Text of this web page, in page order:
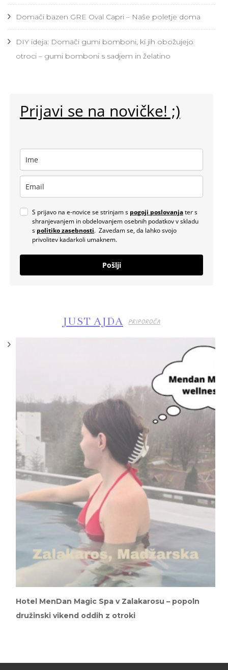
Domači bazen GRE Oval Capri – Naše poletje doma
DIY ideja: Domači gumi bomboni, ki jih obožujejo
otroci – gumi bomboni s sadjem in želatino
Prijavi se na novičke! ;)
S prijavo na e-novice se strinjam s pogoji poslovanjater s
shranjevanjem in obdelovanjem osebnih podatkov v skladu
s politiko zasebnosti. Zavedam se, da lahko svojo
privolitev kadarkoli umaknem.
Pošlji
JUST AJDA PRIPOROČA
Hotel MenDan Magic Spa v Zalakarosu – popoln
družinski vikend oddih z otroki